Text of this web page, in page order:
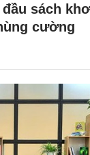
sách
cường